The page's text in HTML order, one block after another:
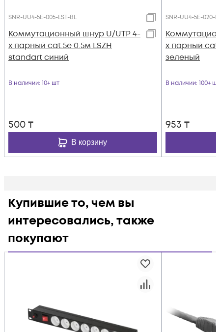
SNR-UU4-5E-005-LST-BL
Коммутационный шнур U/UTP 4-
х парный cat.5e 0.5м LSZH
standart синий
В наличии: 10+ шт
500₸
В корзину
SNR-UU4-5E-020-
х парный
зеленый
В наличии: 100+ шт
953 ₸
Купившие то, чем вы
интересовались, также
покупают